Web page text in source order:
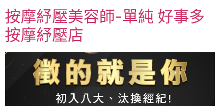
按摩紓壓美容師-單純 好事多
按摩紓壓店